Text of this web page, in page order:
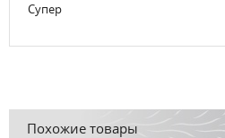
Супер
Похожие товары